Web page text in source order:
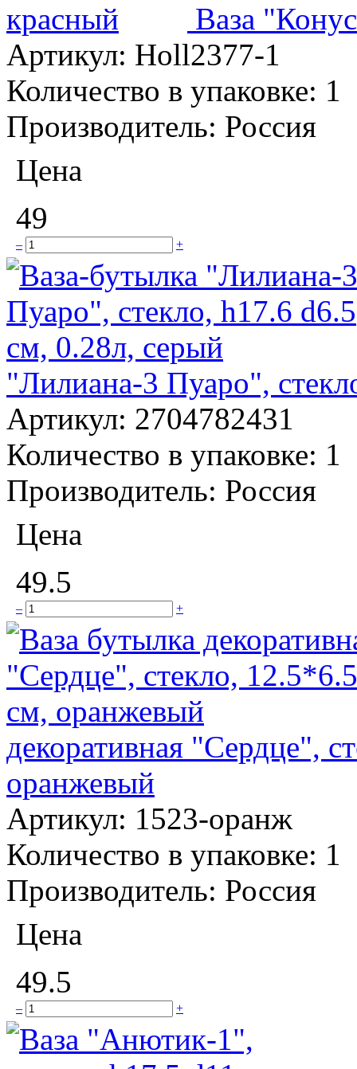
Ваза
Артикул: Holl2377-1
Количество в упаковке: 1
Производитель: Россия
Цена
49
– +
"Лилиана-3 Пуаро",
Артикул: 2704782431
Количество в упаковке: 1
Производитель: Россия
Цена
49.5
– +
декоративная "Сердце",
оранжевый
Артикул: 1523-оранж
Количество в упаковке: 1
Производитель: Россия
Цена
49.5
– +